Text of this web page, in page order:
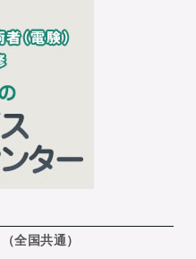
（全国共通）